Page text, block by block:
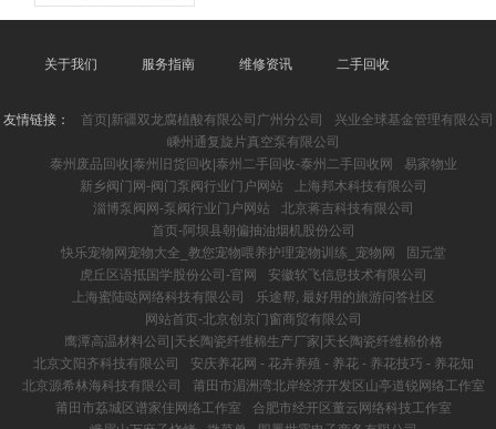
关于我们 服务指南 维修资讯 二手回收
友情链接： 首页|新疆双龙腐植酸有限公司广州分公司
兴业全球基金管理有限公司
嵊州通复旋片真空泵有限公司
泰州废品回收|泰州旧货回收|泰州二手回收-泰州二手回收网
易家物业
新乡阀门网-阀门泵阀行业门户网站
上海邦木科技有限公司
淄博泵阀网-泵阀行业门户网站
北京蒋吉科技有限公司
首页-阿坝县朝偏抽油烟机股份公司
快乐宠物网宠物大全_教您宠物喂养护理宠物训练_宠物网
固元堂
虎丘区语抵国学股份公司-官网
安徽软飞信息技术有限公司
上海蜜陆哒网络科技有限公司
乐途帮, 最好用的旅游问答社区
网站首页-北京创京门窗商贸有限公司
鹰潭高温材料公司|天长陶瓷纤维棉生产厂家|天长陶瓷纤维棉价格
北京文阳齐科技有限公司
安庆养花网 - 花卉养殖 - 养花 - 养花技巧 - 养花知
北京源希林海科技有限公司
莆田市湄洲湾北岸经济开发区山亭道锐网络工作室
莆田市荔城区谱家佳网络工作室
合肥市经开区董云网络科技工作室